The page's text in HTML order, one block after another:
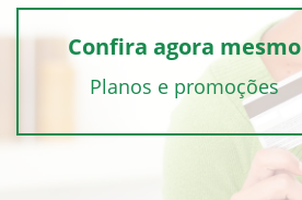
Confira agora mesmo
Planos e promoções